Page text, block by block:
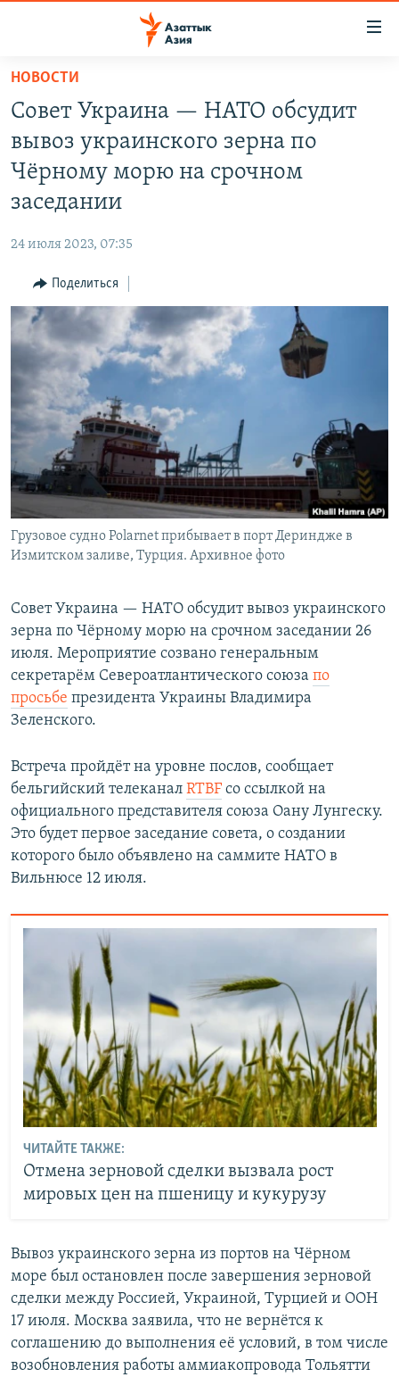
Вернуться
основному
содержанию
Вернутся
главной
Вернутся
поиску
ВОЙНА В УКРАИНЕ
ЎЗБЕКЧА
ТОҶИКӢ
TÜRKMENÇE
ПОДПИШИТЕСЬ НА НАС В СОЦСЕТЯХ
Все сайты РСЕ/РС
НОВОСТИ
Совет Украина — НАТО обсудит
вывоз украинского зерна по
Чёрному морю на срочном
заседании
24 июля 2023, 07:35
Поделиться
Грузовое судно Polarnet прибывает в порт Дериндже в
Измитском заливе, Турция. Архивное фото
Совет Украина — НАТО обсудит вывоз украинского
зерна по Чёрному морю на срочном заседании 26
июля. Мероприятие созвано генеральным
секретарём Североатлантического союза по
просьбе президента Украины Владимира
Зеленского.
Встреча пройдёт на уровне послов, сообщает
бельгийский телеканал RTBF со ссылкой на
официального представителя союза Оану Лунгеску.
Это будет первое заседание совета, о создании
которого было объявлено на саммите НАТО в
Вильнюсе 12 июля.
ЧИТАЙТЕ ТАКЖЕ:
Отмена зерновой сделки вызвала рост
мировых цен на пшеницу и кукурузу
Вывоз украинского зерна из портов на Чёрном
море был остановлен после завершения зерновой
сделки между Россией, Украиной, Турцией и ООН
17 июля. Москва заявила, что не вернётся к
соглашению до выполнения её условий, в том числе
возобновления работы аммиакопровода Тольятти